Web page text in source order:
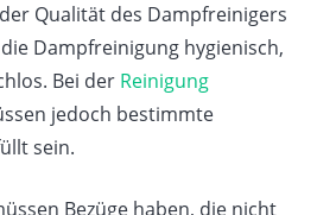
Qualität des Dampfreinigers
Dampfreinigung hygienisch,
Bei der Reinigung
jedoch bestimmte
sein.
Bezüge haben, die nicht